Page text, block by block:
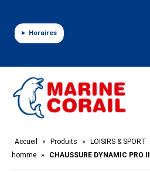
Horaires
Accueil » Produits » LOISIRS & SPORT
homme » CHAUSSURE DYNAMIC PRO II